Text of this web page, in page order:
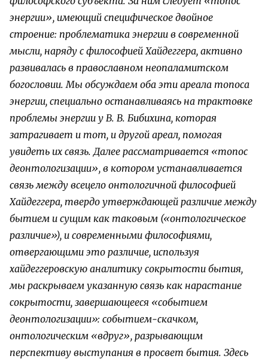
энергии», имеющий специфическое двойное
строение: проблематика энергии в современной
мысли, наряду с философией Хайдеггера, активно
развивалась в православном неопаламитском
богословии. Мы обсуждаем оба эти ареала топоса
энергии, специально останавливаясь на трактовке
проблемы энергии у В. В. Бибихина, которая
затрагивает и тот, и другой ареал, помогая
увидеть их связь. Далее рассматривается «топос
деонтологизации», в котором устанавливается
связь между всецело онтологичной философией
Хайдеггера, твердо утверждающей различие между
бытием и сущим как таковым («онтологическое
различие»), и современными философиями,
отвергающими это различие, используя
хайдеггеровскую аналитику сокрытости бытия,
мы раскрываем указанную связь как нарастание
сокрытости, завершающееся «событием
деонтологизации»: событием-скачком,
онтологическим «вдруг», разрывающим
перспективу выступания в просвет бытия. Здесь